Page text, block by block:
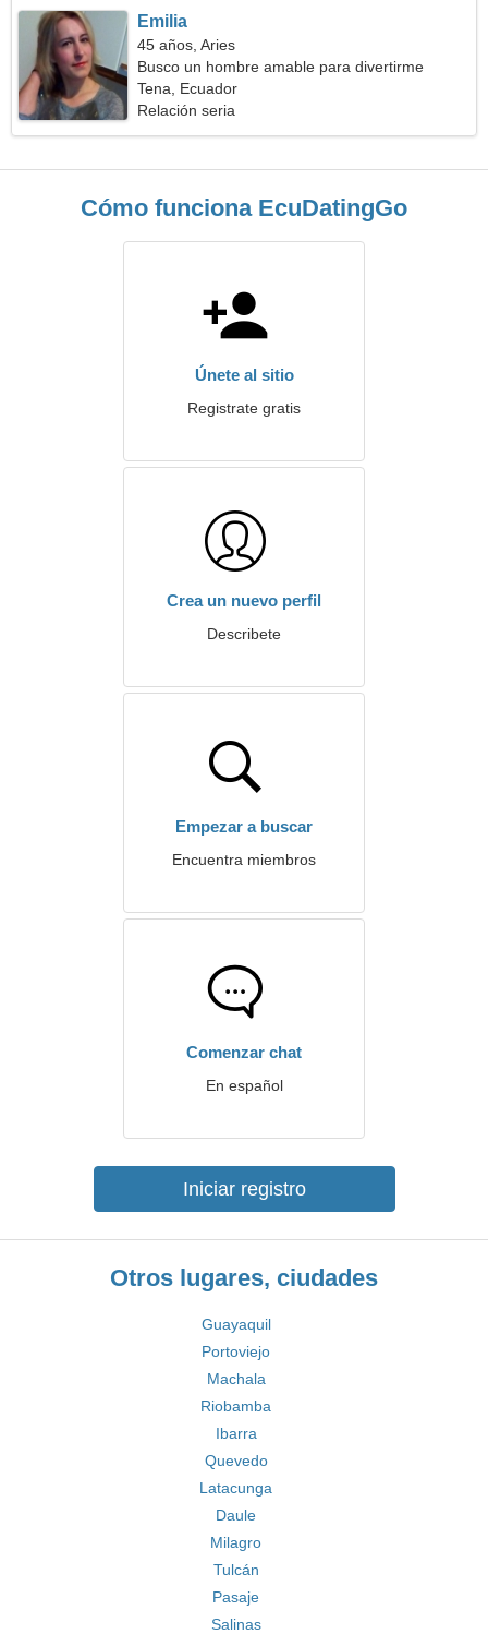
Emilia
45 años, Aries
Busco un hombre amable para divertirme
Tena, Ecuador
Relación seria
Cómo funciona EcuDatingGo
Únete al sitio
Registrate gratis
Crea un nuevo perfil
Describete
Empezar a buscar
Encuentra miembros
Comenzar chat
En español
Iniciar registro
Otros lugares, ciudades
Guayaquil
Portoviejo
Machala
Riobamba
Ibarra
Quevedo
Latacunga
Daule
Milagro
Tulcán
Pasaje
Salinas